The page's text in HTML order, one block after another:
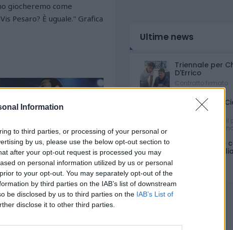
Information
to third parties, or processing of your personal or
by us, please use the below opt-out section to
after your opt-out request is processed you may
on personal information utilized by us or personal
to your opt-out. You may separately opt-out of the
by third parties on the IAB’s list of downstream
be disclosed by us to third parties on the IAB’s List of
disclose it to other third parties.
giocheremo come
Pesaro? È uguale." Grafica
Ultime news
Triennale per
D'Errico
Contratto firmato
Russo-Parigi-
per Buscè?
Ipotesi e rumors: il
mercato del
Porte chiuse e
orario per